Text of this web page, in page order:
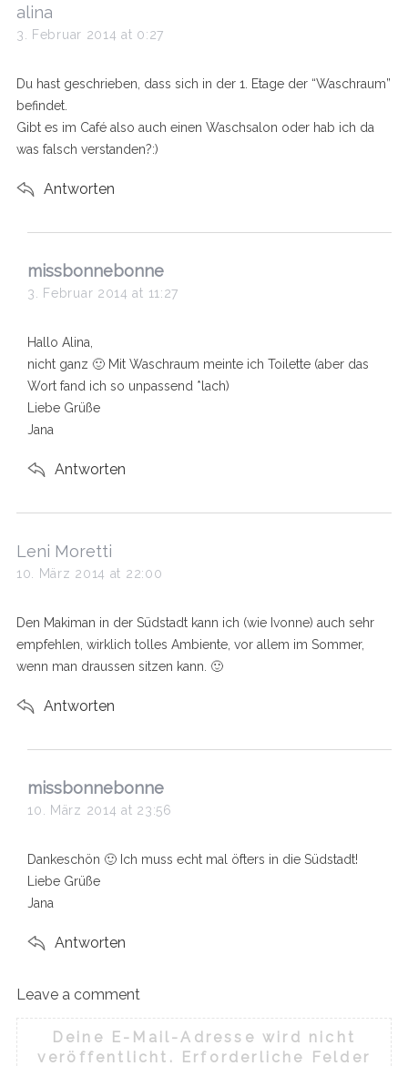
s
a
s
:
alina
3. Februar 2014 at 0:27
Du hast geschrieben, dass sich in der 1. Etage der “Waschraum”
befindet.
Gibt es im Café also auch einen Waschsalon oder hab ich da
was falsch verstanden?:)
Antworten
s
a
s
:
missbonnebonne
3. Februar 2014 at 11:27
Hallo Alina,
nicht ganz 🙂 Mit Waschraum meinte ich Toilette (aber das
Wort fand ich so unpassend *lach)
Liebe Grüße
Jana
Antworten
s
a
s
Leni Moretti
10. März 2014 at 22:00
Den Makiman in der Südstadt kann ich (wie Ivonne) auch sehr
empfehlen, wirklich tolles Ambiente, vor allem im Sommer,
wenn man draussen sitzen kann. 🙂
Antworten
s
a
s
:
missbonnebonne
10. März 2014 at 23:56
Dankeschön 🙂 Ich muss echt mal öfters in die Südstadt!
Liebe Grüße
Jana
Antworten
L
e
a
v
Leave a comment
Deine E-Mail-Adresse wird nicht
veröffentlicht.
Erforderliche Felder